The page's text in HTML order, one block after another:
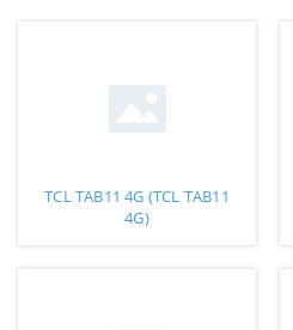
TCL TAB11 4G (TCL TAB11
4G)